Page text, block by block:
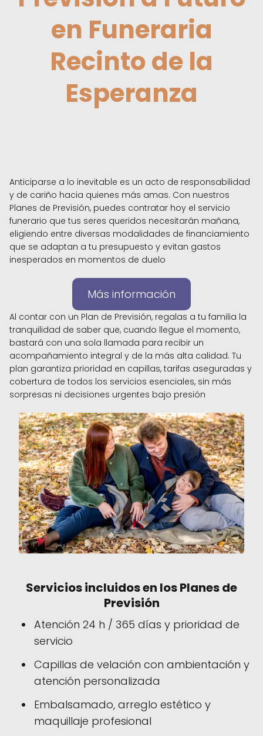
en Funeraria
Recinto de la
Esperanza
Anticiparse a lo inevitable es un acto de responsabilidad
y de cariño hacia quienes más amas. Con nuestros
Planes de Previsión, puedes contratar hoy el servicio
funerario que tus seres queridos necesitarán mañana,
eligiendo entre diversas modalidades de financiamiento
que se adaptan a tu presupuesto y evitan gastos
inesperados en momentos de duelo
Más información
Al contar con un Plan de Previsión, regalas a tu familia la
tranquilidad de saber que, cuando llegue el momento,
bastará con una sola llamada para recibir un
acompañamiento integral y de la más alta calidad. Tu
plan garantiza prioridad en capillas, tarifas aseguradas y
cobertura de todos los servicios esenciales, sin más
sorpresas ni decisiones urgentes bajo presión
Servicios incluidos en los Planes de
Previsión
Atención 24 h / 365 días y prioridad de
servicio
Capillas de velación con ambientación y
atención personalizada
Embalsamado, arreglo estético y
maquillaje profesional